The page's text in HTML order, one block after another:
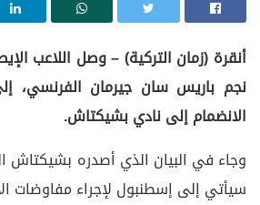
أنقرة (زمان التركية) – وصل اللاعب
نجم باريس سان جيرمان الفرنسي،
الانضمام إلى نادي بشيكتاش.
وجاء في البيان الذي أصدره بشيكتاش
سيأتي إلى إسطنبول لإجراء مفاوضات